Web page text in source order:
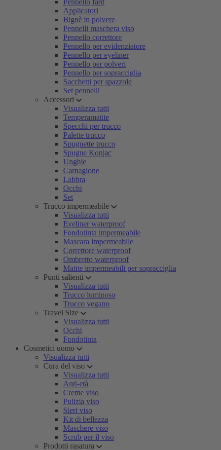
Pennello fard
Applicatori
Bignè in polvere
Pennelli maschera viso
Pennello correttore
Pennello per evidenziatore
Pennello per eyeliner
Pennello per polveri
Pennello per sopracciglia
Sacchetti per spazzole
Set pennelli
Accessori
Visualizza tutti
Temperamatite
Specchi per trucco
Palette trucco
Spugnette trucco
Spugne Konjac
Unghie
Carnagione
Labbra
Occhi
Set
Trucco impermeabile
Visualizza tutti
Eyeliner waterproof
Fondotinta impermeabile
Mascara impermeabile
Correttore waterproof
Ombretto waterproof
Matite impermeabili per sopracciglia
Punti salienti
Visualizza tutti
Trucco luminoso
Trucco vegano
Travel Size
Visualizza tutti
Occhi
Fondotinta
Cosmetici uomo
Visualizza tutti
Cura del viso
Visualizza tutti
Anti-età
Creme viso
Pulizia viso
Sieri viso
Kit di bellezza
Maschere viso
Scrub per il viso
Prodotti rasatura